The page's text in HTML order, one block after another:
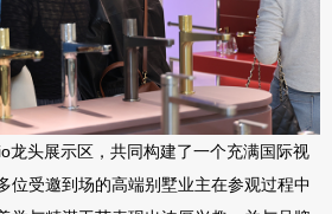
龙头展示区 ，共同构建了一个充满国际视
位受邀到场的高端别墅业主在参观过程中